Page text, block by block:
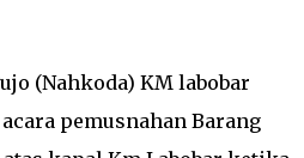
(Nahkoda) KM labobar
pemusnahan Barang